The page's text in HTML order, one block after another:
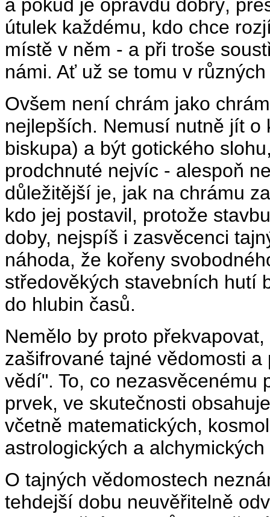
a pokud je opravdu dobrý,
útulek každému, kdo chce
místě v něm - a při troše
námi. Ať už se tomu v
Ovšem není chrám jako
nejlepších. Nemusí nutně jít
biskupa) a být gotického
prodchnuté nejvíc - alespoň
důležitější je, jak na chrámu
kdo jej postavil, protože
doby, nejspíš i zasvěcenci
náhoda, že kořeny
středověkých stavebních hutí
do hlubin časů.
Nemělo by proto
zašifrované tajné vědomosti
vědí". To, co nezasvěcenému
prvek, ve skutečnosti
včetně matematických,
astrologických a
O tajných vědomostech
tehdejší dobu neuvěřitelně